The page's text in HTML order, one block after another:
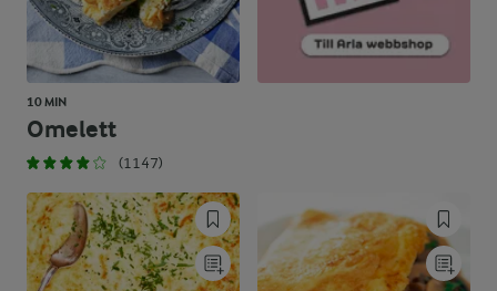
10 MIN
Omelett
(1147)